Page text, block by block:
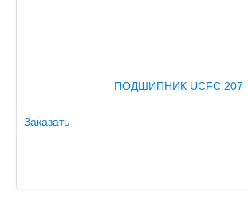
ПОДШИПНИК UCFC 207
Заказать